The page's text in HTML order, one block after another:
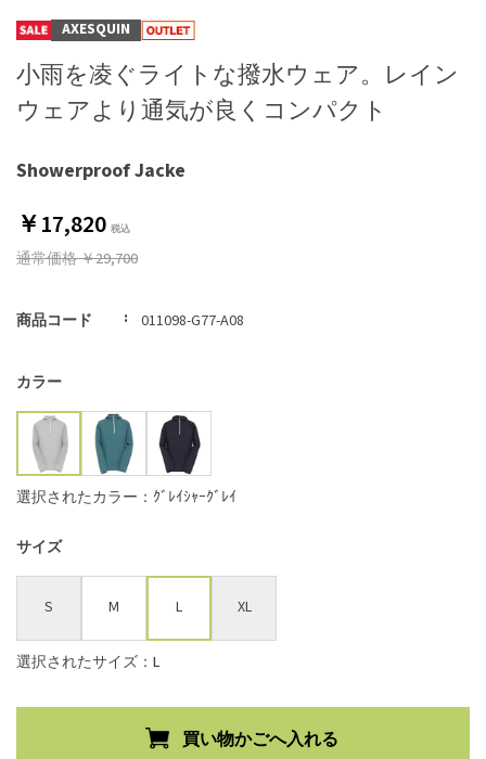
Showerproof Jacke
AXESQUIN
小雨を凌ぐライトな撥水ウェア。レイン
ウェアより通気が良くコンパクト
￥17,820
通常価格￥29,700
商品コード 011098-G77-A08
カラー
選択されたカラー：ｸﾞﾚｲｼｬｰｸﾞﾚｲ
サイズ
S M L XL
選択されたサイズ：L